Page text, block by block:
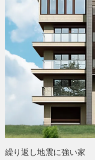
繰り返し地震に強い家